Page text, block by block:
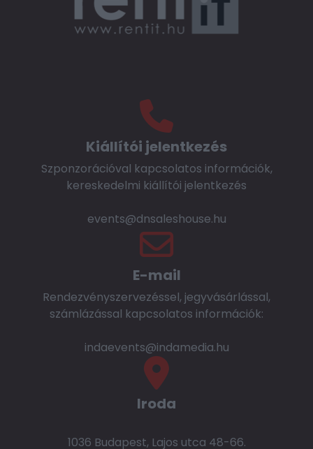
Kiállítói jelentkezés
Szponzorációval kapcsolatos információk,
kereskedelmi kiállítói jelentkezés
events@dnsaleshouse.hu
E-mail
Rendezvényszervezéssel, jegyvásárlással,
számlázással kapcsolatos információk:
indaevents@indamedia.hu
Iroda
1036 Budapest, Lajos utca 48-66.